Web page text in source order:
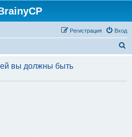
Вход
Регистрация
с
вы должны быть